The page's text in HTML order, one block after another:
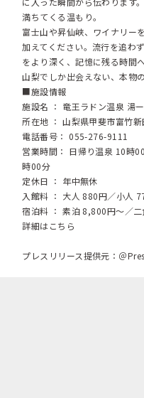
満ちてくる温もり。
富士山や昇仙峡、ワイナリー
加えてください。流行を追わ
をより深く、記憶に残る時間
山梨でしか出会えない、本物
■施設情報
施設名 ： 竜王ラドン温泉 湯
所在地 ： 山梨県甲斐市富竹
電話番号： 055-276-9111
営業時間： 日帰り温泉 10時
時00分
定休日 ： 年中無休
入館料 ： 大人 880円／小人
宿泊料 ： 素泊 8,800円～／
詳細はこちら
プレスリリース提供元：＠